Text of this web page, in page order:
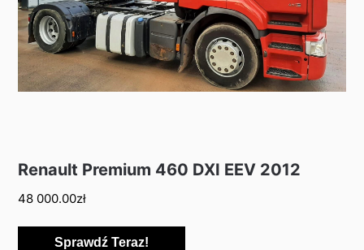
Renault Premium 460 DXI EEV 2012
48 000.00zł
Sprawdź Teraz!